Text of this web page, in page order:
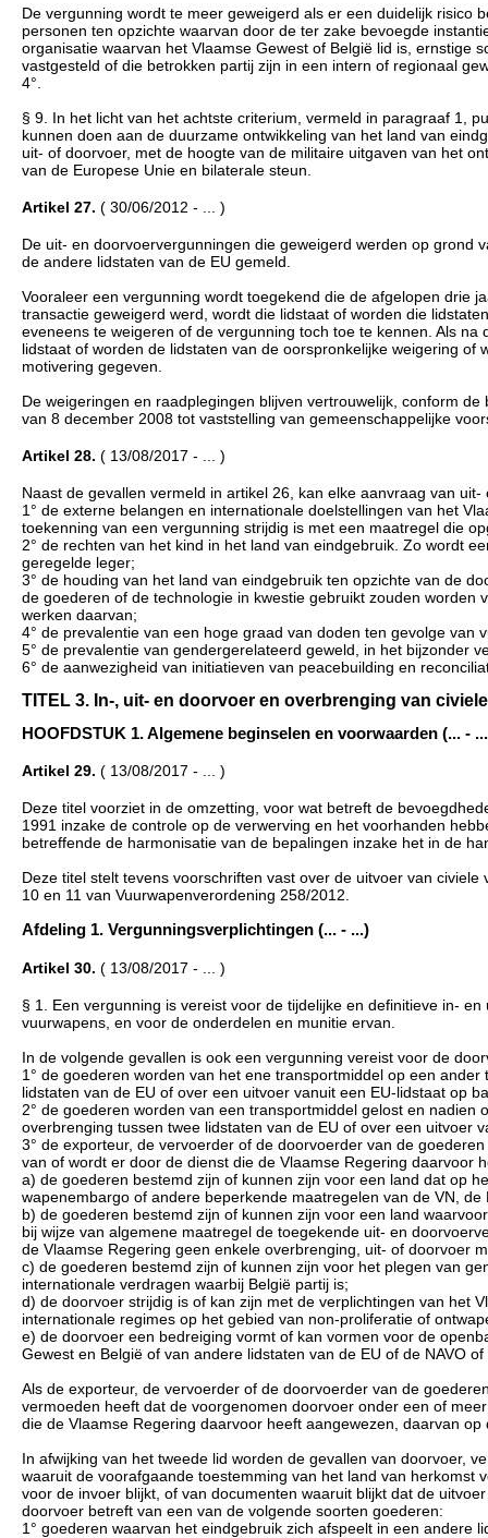
De vergunning wordt te meer geweigerd als er een duidelijk risico
personen ten opzichte waarvan door de ter zake bevoegde
organisatie waarvan het Vlaamse Gewest of België lid is, ernstige
vastgesteld of die betrokken partij zijn in een intern of regionaal
4°.
§ 9. In het licht van het achtste criterium, vermeld in paragraaf 1,
kunnen doen aan de duurzame ontwikkeling van het land van
uit- of doorvoer, met de hoogte van de militaire uitgaven van het
van de Europese Unie en bilaterale steun.
Artikel 27. ( 30/06/2012 - ... )
De uit- en doorvoervergunningen die geweigerd werden op grond
de andere lidstaten van de EU gemeld.
Vooraleer een vergunning wordt toegekend die de afgelopen drie
transactie geweigerd werd, wordt die lidstaat of worden die
eveneens te weigeren of de vergunning toch toe te kennen. Als
lidstaat of worden de lidstaten van de oorspronkelijke weigering
motivering gegeven.
De weigeringen en raadplegingen blijven vertrouwelijk, conform
van 8 december 2008 tot vaststelling van gemeenschappelijke
Artikel 28. ( 13/08/2017 - ... )
Naast de gevallen vermeld in artikel 26, kan elke aanvraag van
1° de externe belangen en internationale doelstellingen van het
toekenning van een vergunning strijdig is met een maatregel die
2° de rechten van het kind in het land van eindgebruik. Zo wordt
geregelde leger;
3° de houding van het land van eindgebruik ten opzichte van de
de goederen of de technologie in kwestie gebruikt zouden
werken daarvan;
4° de prevalentie van een hoge graad van doden ten gevolge van
5° de prevalentie van gendergerelateerd geweld, in het bijzonder
6° de aanwezigheid van initiatieven van peacebuilding en
TITEL 3. In-, uit- en doorvoer en overbrenging van
HOOFDSTUK 1. Algemene beginselen en voorwaarden (... -
Artikel 29. ( 13/08/2017 - ... )
Deze titel voorziet in de omzetting, voor wat betreft de
1991 inzake de controle op de verwerving en het voorhanden
betreffende de harmonisatie van de bepalingen inzake het in de
Deze titel stelt tevens voorschriften vast over de uitvoer van
10 en 11 van Vuurwapenverordening 258/2012.
Afdeling 1. Vergunningsverplichtingen (... - ...)
Artikel 30. ( 13/08/2017 - ... )
§ 1. Een vergunning is vereist voor de tijdelijke en definitieve in-
vuurwapens, en voor de onderdelen en munitie ervan.
In de volgende gevallen is ook een vergunning vereist voor de
1° de goederen worden van het ene transportmiddel op een
lidstaten van de EU of over een uitvoer vanuit een EU-lidstaat op
2° de goederen worden van een transportmiddel gelost en
overbrenging tussen twee lidstaten van de EU of over een uitvoer
3° de exporteur, de vervoerder of de doorvoerder van de
van of wordt er door de dienst die de Vlaamse Regering daarvoor
a) de goederen bestemd zijn of kunnen zijn voor een land dat op
wapenembargo of andere beperkende maatregelen van de VN, de
b) de goederen bestemd zijn of kunnen zijn voor een land
bij wijze van algemene maatregel de toegekende uit- en
de Vlaamse Regering geen enkele overbrenging, uit- of doorvoer
c) de goederen bestemd zijn of kunnen zijn voor het plegen van
internationale verdragen waarbij België partij is;
d) de doorvoer strijdig is of kan zijn met de verplichtingen van het
internationale regimes op het gebied van non-proliferatie of
e) de doorvoer een bedreiging vormt of kan vormen voor de
Gewest en België of van andere lidstaten van de EU of de NAVO
Als de exporteur, de vervoerder of de doorvoerder van de
vermoeden heeft dat de voorgenomen doorvoer onder een of
die de Vlaamse Regering daarvoor heeft aangewezen, daarvan op
In afwijking van het tweede lid worden de gevallen van doorvoer,
waaruit de voorafgaande toestemming van het land van
voor de invoer blijkt, of van documenten waaruit blijkt dat de
doorvoer betreft van een van de volgende soorten goederen:
1° goederen waarvan het eindgebruik zich afspeelt in een andere